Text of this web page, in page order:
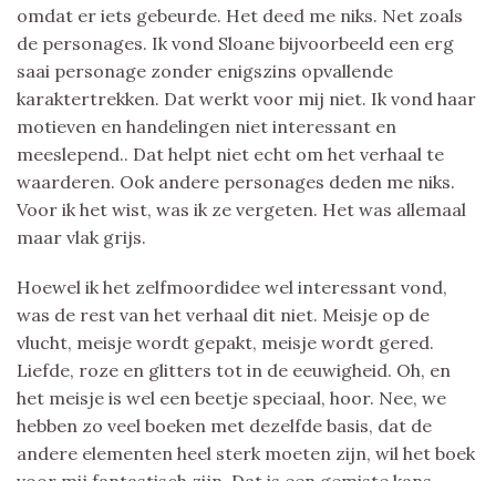
omdat er iets gebeurde. Het deed me niks. Net zoals
de personages. Ik vond Sloane bijvoorbeeld een erg
saai personage zonder enigszins opvallende
karaktertrekken. Dat werkt voor mij niet. Ik vond haar
motieven en handelingen niet interessant en
meeslepend.. Dat helpt niet echt om het verhaal te
waarderen. Ook andere personages deden me niks.
Voor ik het wist, was ik ze vergeten. Het was allemaal
maar vlak grijs.
Hoewel ik het zelfmoordidee wel interessant vond,
was de rest van het verhaal dit niet. Meisje op de
vlucht, meisje wordt gepakt, meisje wordt gered.
Liefde, roze en glitters tot in de eeuwigheid. Oh, en
het meisje is wel een beetje speciaal, hoor. Nee, we
hebben zo veel boeken met dezelfde basis, dat de
andere elementen heel sterk moeten zijn, wil het boek